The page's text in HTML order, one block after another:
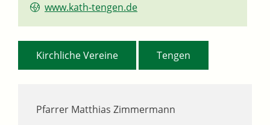
www.kath-tengen.de
Pfarrer Matthias Zimmermann
Kirchliche Vereine Tengen